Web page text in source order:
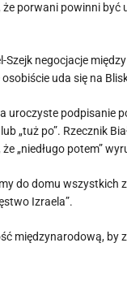
porwani powinni
negocjacje
uda się na
uroczyste podpisanie
„tuż po”. Rzecznik
„niedługo potem”
do domu wszystkich
Izraela”.
międzynarodową, by